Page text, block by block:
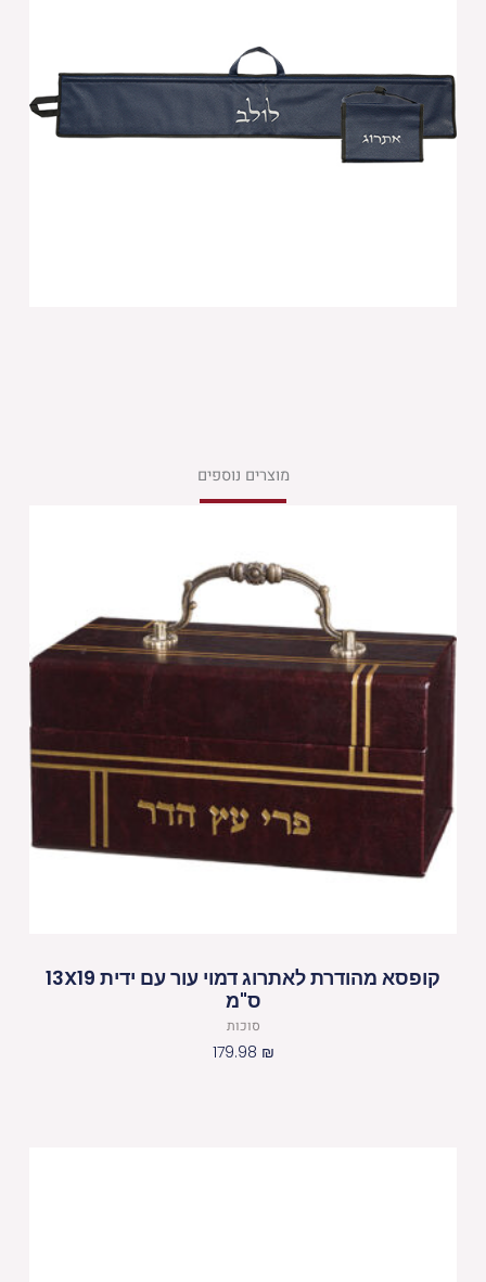
כהה
מוצרים נוספים
קופסא מהודרת לאתרוג דמוי עור עם ידית 13X19
ס"מ
סוכות
179.98 ₪